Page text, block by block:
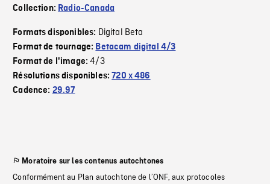
Collection: Radio-Canada
Formats disponibles: Digital Beta
Format de tournage: Betacam digital 4/3
Format de l'image:4/3
Résolutions disponibles:720 x 486
Cadence: 29.97
Moratoire sur les contenus autochtones
Conformément au Plan autochtone de l’ONF, aux protocoles